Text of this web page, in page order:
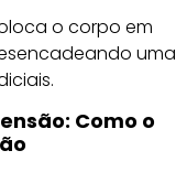
o corpo em
uma
Como o